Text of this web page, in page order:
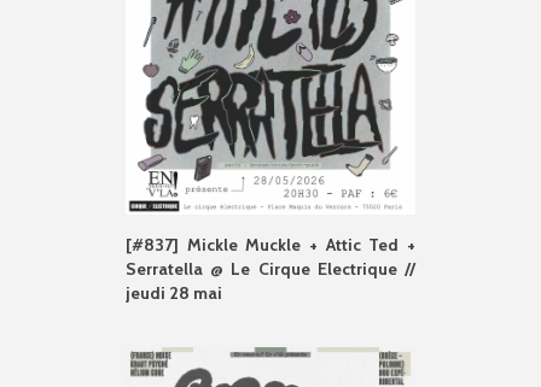
[#837] Mickle Muckle + Attic Ted +
Serratella @ Le Cirque Electrique //
jeudi 28 mai